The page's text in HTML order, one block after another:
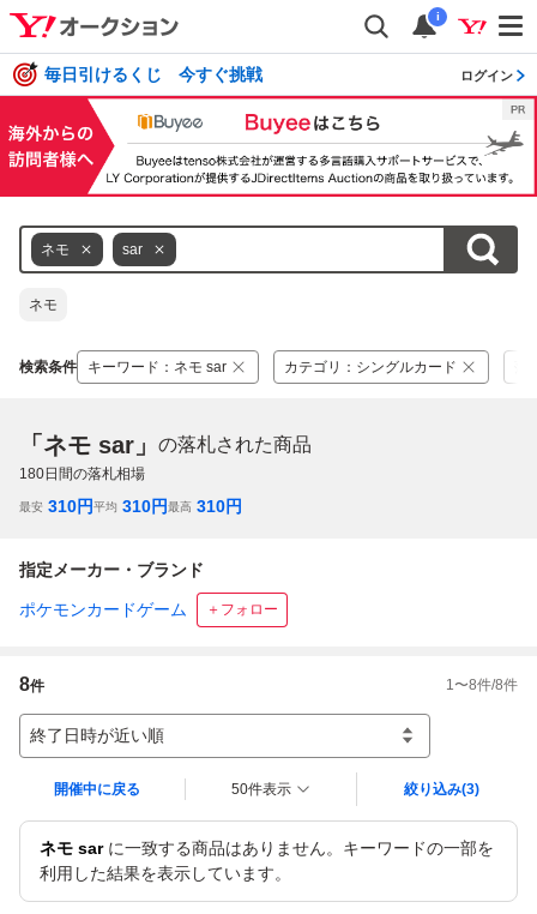
i
毎日引けるくじ 今すぐ挑戦 ログイン
ネモ sar
ネモ
検索条件 キーワード ： ネモ sar カテゴリ ： シングルカード
「ネモ sar」 の落札された商品
180日間の落札相場
最安 310円平均 310円最高 310円
指定メーカー・ブランド
ポケモンカードゲーム ＋フォロー
8件 1 〜8件/8件
終了日時が近い順
開催中に戻る 50件表示 絞り込み(3)
ネモ sarに一致する商品はありません。キーワードの一部を
利用した結果を表示しています。